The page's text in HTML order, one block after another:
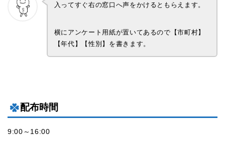
入ってすぐ右の窓口へ声をかけるともらえます。
横にアンケート用紙が置いてあるので【市町村】
【年代】【性別】を書きます。
配布時間
9:00～16:00